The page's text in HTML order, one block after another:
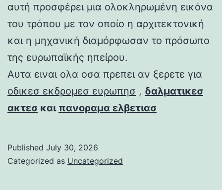
αυτή προσφέρει μια ολοκληρωμένη εικόνα
του τρόπου με τον οποίο η αρχιτεκτονική
και η μηχανική διαμόρφωσαν το πρόσωπο
της ευρωπαϊκής ηπείρου.
Αυτα ειναι ολα οσα πρεπει αν ξερετε για
οδικεσ εκδρομεσ ευρωπησ , δαλματικεσ
ακτεσ και πανοραμα ελβετιασ
Published July 30, 2026
Categorized as Uncategorized